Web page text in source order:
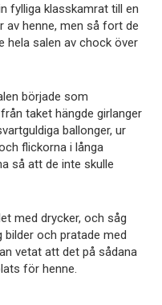
fylliga klasskamrat till en
av henne, men så fort de
hela salen av chock över
började som
taket hängde girlanger
ballonger, ur
flickorna i långa
så att de inte skulle
med drycker, och såg
och pratade med
vetat att det på sådana
för henne.